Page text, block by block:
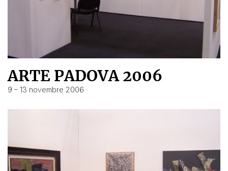
ARTE PADOVA 2006
9 – 13 novembre 2006